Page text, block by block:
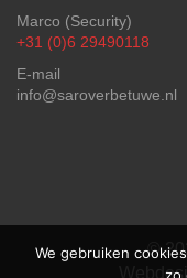
Marco (Security)
+31 (0)6 29490118
E-mail
info@saroverbetuwe.nl
©
We gebruiken